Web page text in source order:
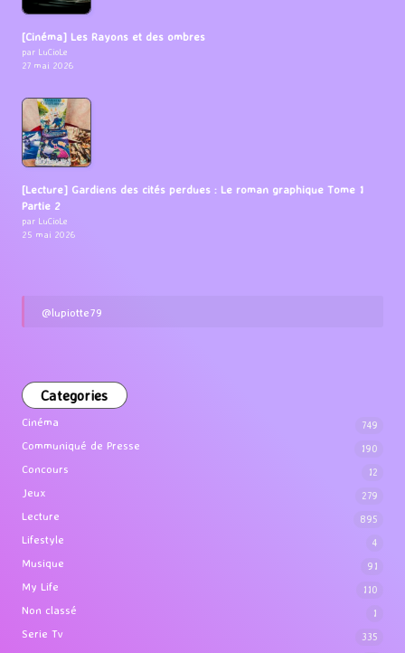
[Cinéma] Les Rayons et des ombres
par LuCioLe
27 mai 2026
[Lecture] Gardiens des cités perdues : Le roman graphique Tome 1
Partie 2
par LuCioLe
25 mai 2026
@lupiotte79
Categories
Cinéma 749
Communiqué de Presse 190
Concours 12
Jeux 279
Lecture 895
Lifestyle 4
Musique 91
My Life 110
Non classé 1
Serie Tv 335